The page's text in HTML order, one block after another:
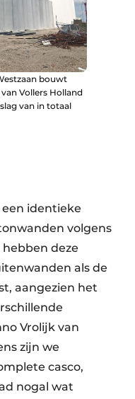
bouwt
Vollers Holland
van in totaal
identieke
volgens
deze
als de
aangezien het
Vrolijk van
zijn we
casco,
nogal wat